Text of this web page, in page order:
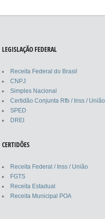
LEGISLAÇÃO FEDERAL
Receita Federal do Brasil
CNPJ
Simples Nacional
Certidão Conjunta Rfb / Inss / União
SPED
DREI
CERTIDÕES
Receita Federal / Inss / União
FGTS
Receita Estadual
Receita Municipal POA